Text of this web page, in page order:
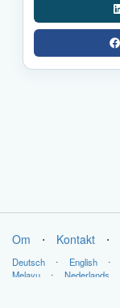
Om ⋅ Kontakt ⋅
Deutsch ⋅ English ⋅
Melayu
⋅ Nederlands